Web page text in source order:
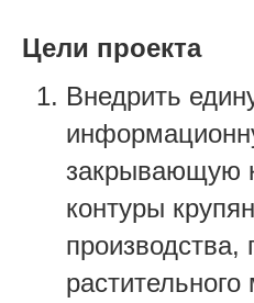
Цели проекта
Внедрить
закрывающую
контуры
производства,
растительного